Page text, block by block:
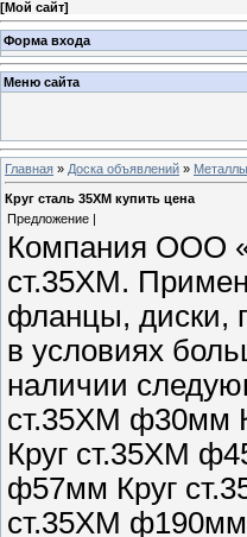
[Мой сайт]
Форма входа
Меню сайта
Главная » Доска объявлений » Металлы
Круг сталь 35ХМ купить цена
Предложение |
Компания ООО
ст.35ХМ.
фланцы, диски,
в условиях
наличии
ст.35ХМ ф30мм
Круг ст.35ХМ
ф57мм Круг
ст.35ХМ